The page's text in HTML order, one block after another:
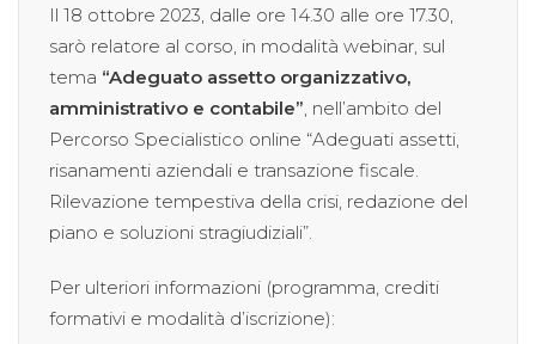
Il 18 ottobre 2023, dalle ore 14.30 alle ore 17.30,
sarò relatore al corso, in modalità webinar, sul
tema “Adeguato assetto organizzativo,
amministrativo e contabile”, nell’ambito del
Percorso Specialistico online “Adeguati assetti,
risanamenti aziendali e transazione fiscale.
Rilevazione tempestiva della crisi, redazione del
piano e soluzioni stragiudiziali”.
Per ulteriori informazioni (programma, crediti
formativi e modalità d’iscrizione):